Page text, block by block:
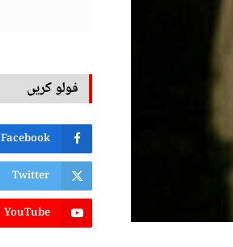
فولو کریں
Facebook
Twitter
YouTube